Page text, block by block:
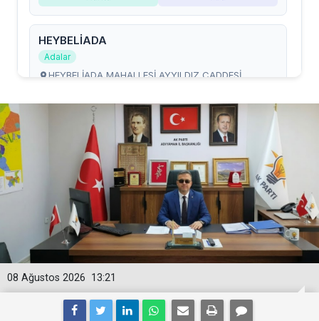
13:21
08 Ağustos 2026